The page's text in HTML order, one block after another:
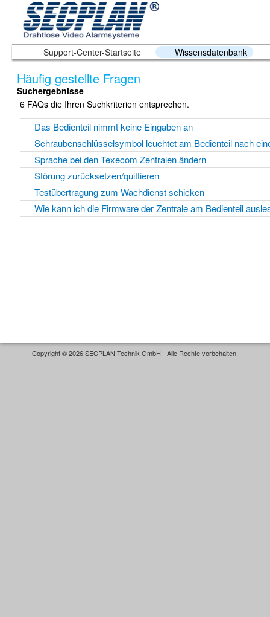
Support-Center-Startseite Wissensdatenbank
Häufig gestellte Fragen
Suchergebnisse
6 FAQs die Ihren Suchkriterien entsprechen.
Das Bedienteil nimmt keine Eingaben an
Schraubenschlüsselsymbol leuchtet am Bedienteil nach
Sprache bei den Texecom Zentralen ändern
Störung zurücksetzen/quittieren
Testübertragung zum Wachdienst schicken
Wie kann ich die Firmware der Zentrale am Bedienteil
Copyright © 2026 SECPLAN Technik GmbH - Alle Rechte vorbehalten.